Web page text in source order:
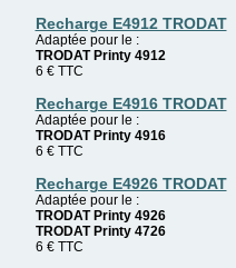
Recharge E4912 TRODAT
Adaptée pour le :
TRODAT Printy 4912
6 €TTC
Recharge E4916 TRODAT
Adaptée pour le :
TRODAT Printy 4916
6 €TTC
Recharge E4926 TRODAT
Adaptée pour le :
TRODAT Printy 4926
TRODAT Printy 4726
6 €TTC